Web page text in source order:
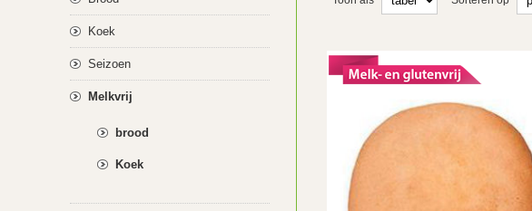
Koek
Seizoen
Melkvrij
brood
Koek